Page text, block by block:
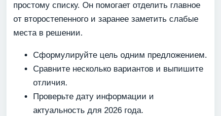
простому списку. Он помогает отделить главное
от второстепенного и заранее заметить слабые
места в решении.
Сформулируйте цель одним предложением.
Сравните несколько вариантов и выпишите
отличия.
Проверьте дату информации и
актуальность для 2026 года.